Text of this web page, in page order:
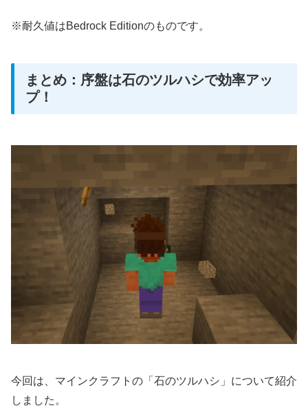
※耐久値はBedrock Editionのものです。
まとめ：序盤は石のツルハシで効率アッ
プ！
今回は、マインクラフトの「石のツルハシ」について紹介
しました。